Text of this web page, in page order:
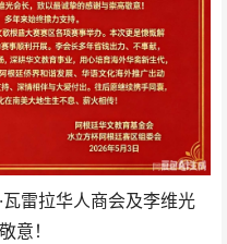
雷拉华人商会及李维光
意！